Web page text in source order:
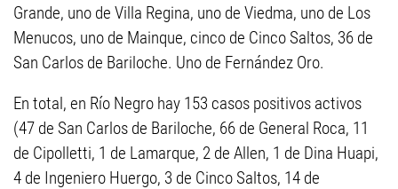
Grande, uno de Villa Regina, uno de Viedma, uno de Los
Menucos, uno de Mainque, cinco de Cinco Saltos, 36 de
San Carlos de Bariloche. Uno de Fernández Oro.
En total, en Río Negro hay 153 casos positivos activos
(47 de San Carlos de Bariloche, 66 de General Roca, 11
de Cipolletti, 1 de Lamarque, 2 de Allen, 1 de Dina Huapi,
4 de Ingeniero Huergo, 3 de Cinco Saltos, 14 de